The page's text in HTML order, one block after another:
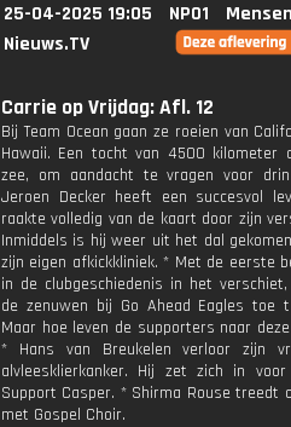
25-04-2025 19:05 NPO1
Nieuws.TV
Carrie op Vrijdag: Afl. 12
Bij Team Ocean gaan ze roeien van
Hawaii. Een tocht van 4500 kilometer
zee, om aandacht te vragen voor
Jeroen Decker heeft een succesvol
raakte volledig van de kaart door zijn
Inmiddels is hij weer uit het dal
zijn eigen afkickkliniek. * Met de eerste
in de clubgeschiedenis in het verschiet,
de zenuwen bij Go Ahead Eagles toe
Maar hoe leven de supporters naar
* Hans van Breukelen verloor zijn
alvleesklierkanker. Hij zet zich in
Support Casper. * Shirma Rouse treedt
met Gospel Choir.